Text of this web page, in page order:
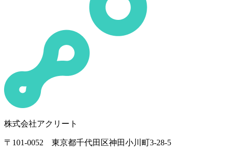
株式会社アクリート
〒101-0052 東京都千代田区神田小川町3-28-5